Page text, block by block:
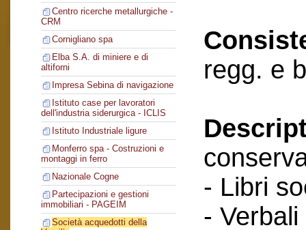
Centro ricerche metallurgiche -
CRM
Cornigliano spa
Elba S.A. di miniere e di
altiforni
Impresa Sebina di navigazione
Istituto case per lavoratori
dell'industria siderurgica - ICLIS
Istituto Industriale ligure
Monferro spa - Costruzioni e
montaggi in ferro
Nazionale Cogne
Partecipazioni e gestioni
immobiliari - PAGEIM
Società acquedotti della
regg. e
- Libri
-